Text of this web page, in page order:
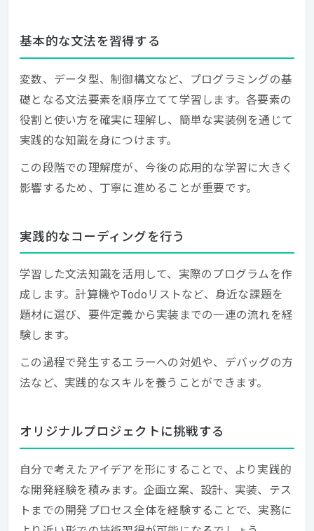
基本的な文法を習得する
変数、データ型、制御構文など、プログラミングの基
礎となる文法要素を順序立てて学習します。各要素の
役割と使い方を確実に理解し、簡単な実装例を通じて
実践的な知識を身につけます。
この段階での理解度が、今後の応用的な学習に大きく
影響するため、丁寧に進めることが重要です。
実践的なコーディングを行う
学習した文法知識を活用して、実際のプログラムを作
成します。計算機やTodoリストなど、身近な課題を
題材に選び、要件定義から実装までの一連の流れを経
験します。
この過程で発生するエラーへの対処や、デバッグの方
法など、実践的なスキルを養うことができます。
オリジナルプロジェクトに挑戦する
自分で考えたアイデアを形にすることで、より実践的
な開発経験を積みます。企画立案、設計、実装、テス
トまでの開発プロセス全体を経験することで、実務に